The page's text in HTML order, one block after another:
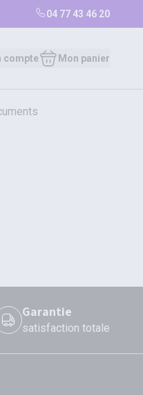
04 77 43 46 20
compte Mon panier
Garantie
satisfaction totale